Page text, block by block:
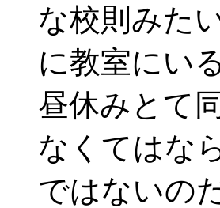
な校則みた
に教室にい
昼休みとて
なくてはな
ではないの